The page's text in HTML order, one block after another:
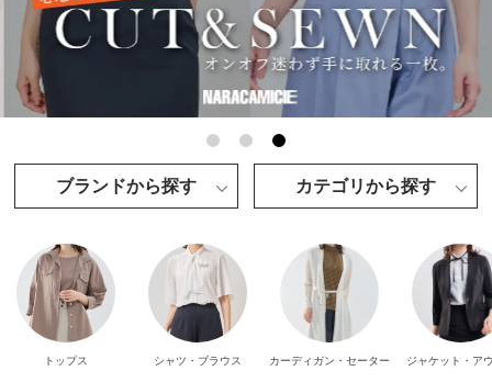
ブランドから探す カテゴリから探す
トップス シャツ・ブラウス カーディガン・セーター ジャケット・ア